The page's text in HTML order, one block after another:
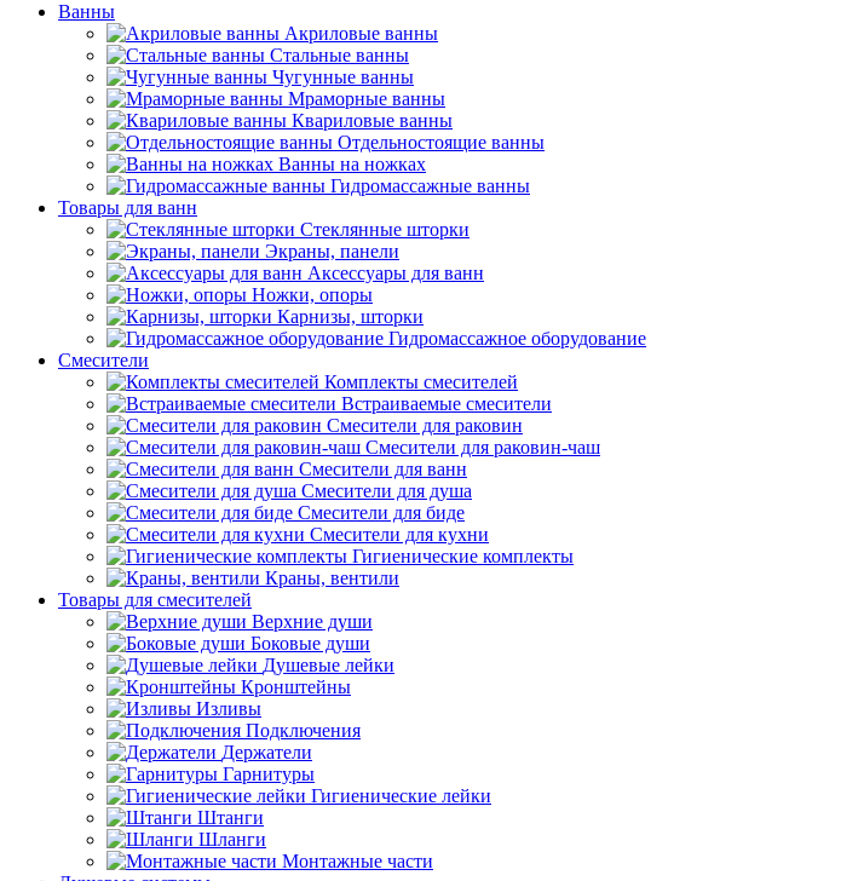
Ванны
Акриловые ванны
Стальные ванны
Чугунные ванны
Мраморные ванны
Квариловые ванны
Отдельностоящие ванны
Ванны на ножках
Гидромассажные ванны
Товары для ванн
Стеклянные шторки
Экраны, панели
Аксессуары для ванн
Ножки, опоры
Карнизы, шторки
Гидромассажное оборудование
Смесители
Комплекты смесителей
Встраиваемые смесители
Смесители для раковин
Смесители для раковин-чаш
Смесители для ванн
Смесители для душа
Смесители для биде
Смесители для кухни
Гигиенические комплекты
Краны, вентили
Товары для смесителей
Верхние души
Боковые души
Душевые лейки
Кронштейны
Изливы
Подключения
Держатели
Гарнитуры
Гигиенические лейки
Штанги
Шланги
Монтажные части